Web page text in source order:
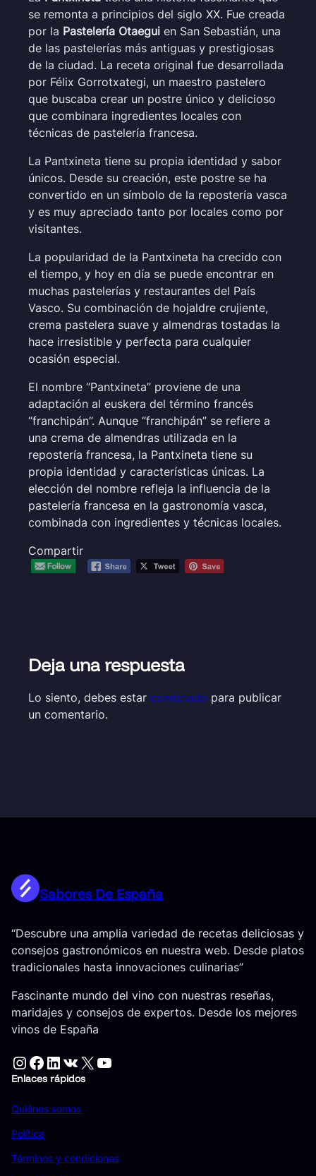
se remonta a principios del siglo XX. Fue creada
por la Pastelería Otaegui en San Sebastián, una
de las pastelerías más antiguas y prestigiosas
de la ciudad. La receta original fue desarrollada
por Félix Gorrotxategi, un maestro pastelero
que buscaba crear un postre único y delicioso
que combinara ingredientes locales con
técnicas de pastelería francesa.
La Pantxineta tiene su propia identidad y sabor
únicos. Desde su creación, este postre se ha
convertido en un símbolo de la repostería vasca
y es muy apreciado tanto por locales como por
visitantes.
La popularidad de la Pantxineta ha crecido con
el tiempo, y hoy en día se puede encontrar en
muchas pastelerías y restaurantes del País
Vasco. Su combinación de hojaldre crujiente,
crema pastelera suave y almendras tostadas la
hace irresistible y perfecta para cualquier
ocasión especial.
El nombre “Pantxineta” proviene de una
adaptación al euskera del término francés
“franchipán”. Aunque “franchipán” se refiere a
una crema de almendras utilizada en la
repostería francesa, la Pantxineta tiene su
propia identidad y características únicas. La
elección del nombre refleja la influencia de la
pastelería francesa en la gastronomía vasca,
combinada con ingredientes y técnicas locales.
Compartir
Deja una respuesta
Lo siento, debes estar conectado para publicar
un comentario.
Sabores De España
“Descubre una amplia variedad de recetas deliciosas y
consejos gastronómicos en nuestra web. Desde platos
tradicionales hasta innovaciones culinarias”
Fascinante mundo del vino con nuestras reseñas,
maridajes y consejos de expertos. Desde los mejores
vinos de España
Instagram Facebook LinkedIn VK X YouTube
Enlaces rápidos
Quiénes somos
Política
Términos y condiciones